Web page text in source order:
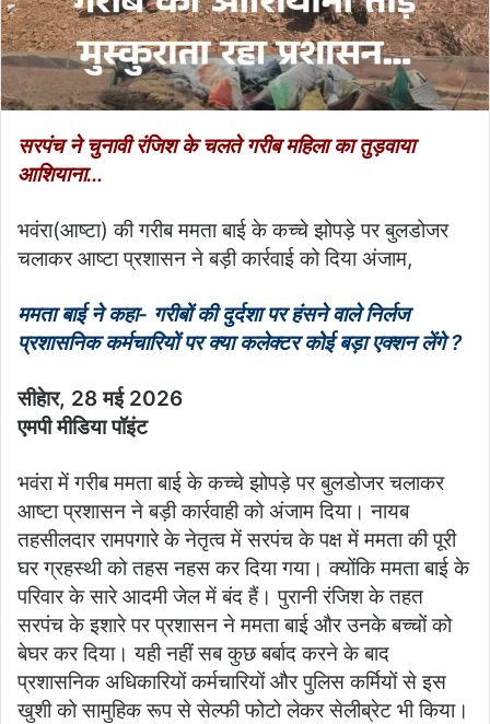
i
l
सरपंच ने चुनावी रंजिश के चलते गरीब महिला का तुड़वाया
आशियाना…
भवंरा(आष्टा) की गरीब ममता बाई के कच्चे झोपड़े पर बुलडोजर
चलाकर आष्टा प्रशासन ने बड़ी कार्रवाई को दिया अंजाम,
ममता बाई ने कहा- गरीबों की दुर्दशा पर हंसने वाले निर्लज
प्रशासनिक कर्मचारियों पर क्या कलेक्टर कोई बड़ा एक्शन लेंगे ?
सीहेार, 28 मई 2026
एमपी मीडिया पॉइंट
भवंरा में गरीब ममता बाई के कच्चे झोपड़े पर बुलडोजर चलाकर
आष्टा प्रशासन ने बड़ी कार्रवाही को अंजाम दिया। नायब
तहसीलदार रामपगारे के नेतृत्व में सरपंच के पक्ष में ममता की पूरी
घर ग्रहस्थी को तहस नहस कर दिया गया। क्योंकि ममता बाई के
परिवार के सारे आदमी जेल में बंद हैं। पुरानी रंजिश के तहत
सरपंच के इशारे पर प्रशासन ने ममता बाई और उनके बच्चों को
बेघर कर दिया। यही नहीं सब कुछ बर्बाद करने के बाद
प्रशासनिक अधिकारियों कर्मचारियों और पुलिस कर्मियों से इस
खुशी को सामुहिक रूप से सेल्फी फोटो लेकर सेलीब्रेट भी किया।